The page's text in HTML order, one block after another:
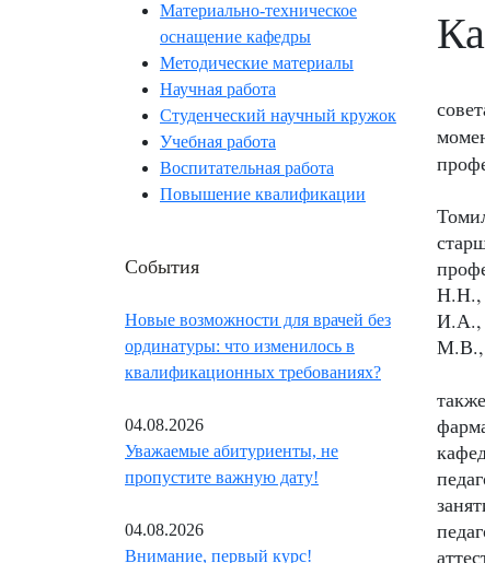
Материально-техническое
оснащение кафедры
Методические материалы
Научная работа
Студенческий научный кружок
Учебная работа
Воспитательная работа
Повышение квалификации
События
Новые возможности для врачей без
ординатуры: что изменилось в
квалификационных требованиях?
04.08.2026
Уважаемые абитуриенты, не
пропустите важную дату!
04.08.2026
Внимание, первый курс!
Н.Н.,
И.А.,
М.В.,